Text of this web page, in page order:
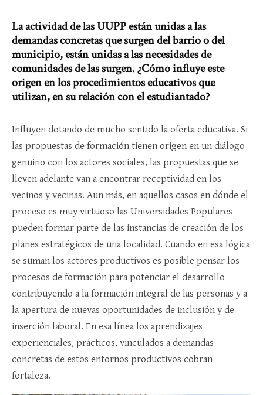
La actividad de las UUPP están unidas a las
demandas concretas que surgen del barrio o del
municipio, están unidas a las necesidades de
comunidades de las surgen. ¿Cómo influye este
origen en los procedimientos educativos que
utilizan, en su relación con el estudiantado?
Influyen dotando de mucho sentido la oferta educativa. Si
las propuestas de formación tienen origen en un diálogo
genuino con los actores sociales, las propuestas que se
lleven adelante van a encontrar receptividad en los
vecinos y vecinas. Aun más, en aquellos casos en dónde el
proceso es muy virtuoso las Universidades Populares
pueden formar parte de las instancias de creación de los
planes estratégicos de una localidad. Cuando en esa lógica
se suman los actores productivos es posible pensar los
procesos de formación para potenciar el desarrollo
contribuyendo a la formación integral de las personas y a
la apertura de nuevas oportunidades de inclusión y de
inserción laboral. En esa línea los aprendizajes
experienciales, prácticos, vinculados a demandas
concretas de estos entornos productivos cobran
fortaleza.